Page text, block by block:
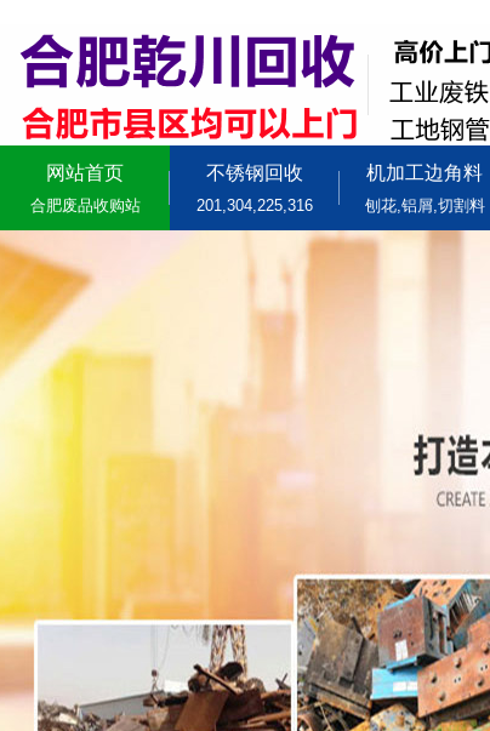
网站首页
合肥废品收购站
不锈钢回收
201,304,225,316
机加工边角料
刨花,铝屑,切割料